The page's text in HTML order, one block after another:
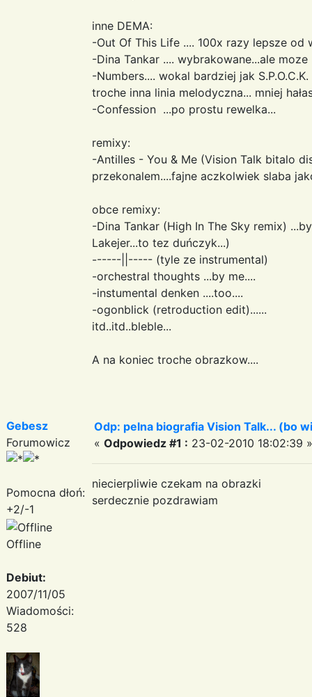
inne DEMA:
-Out Of This Life .... 100x razy lepsze od
-Dina Tankar .... wybrakowane...ale moze
-Numbers.... wokal bardziej jak
troche inna linia melodyczna... mniej
-Confession ...po prostu rewelka...
remixy:
-Antilles - You & Me (Vision Talk bitalo
przekonalem....fajne aczkolwiek slaba
obce remixy:
-Dina Tankar (High In The Sky remix)
Lakejer...to tez duńczyk...)
------||----- (tyle ze instrumental)
-orchestral thoughts ...by me....
-instumental denken ....too....
-ogonblick (retroduction edit)......
itd..itd..bleble...
A na koniec troche obrazkow....
Gebesz
Forumowicz
Pomocna dłoń:
+2/-1
Offline
Debiut:
2007/11/05
Wiadomości:
528
Odp: pelna biografia Vision Talk... (bo
« Odpowiedz #1 : 23-02-2010 18:02:39 »
niecierpliwie czekam na obrazki
serdecznie pozdrawiam